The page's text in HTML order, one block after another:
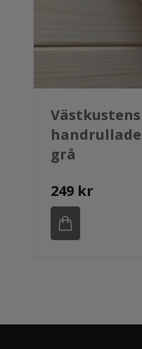
Västkustens
grå
249 kr